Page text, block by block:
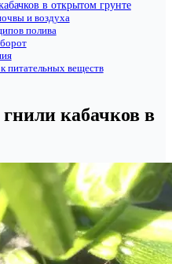
в открытом грунте
и воздуха
полива
питательных веществ
кабачков в